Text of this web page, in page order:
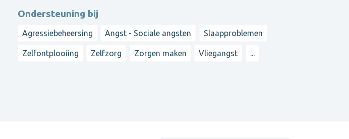
Ondersteuning bij
Agressiebeheersing Angst - Sociale angsten Slaapproblemen
Zelfontplooiing Zelfzorg Zorgen maken Vliegangst ...